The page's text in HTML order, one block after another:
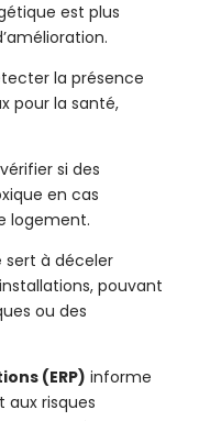
est plus
la présence
pour la santé,
si des
en cas
logement.
sert à déceler
pouvant
ou des
(ERP) informe
aux risques